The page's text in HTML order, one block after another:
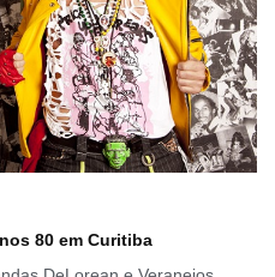
80 em Curitiba